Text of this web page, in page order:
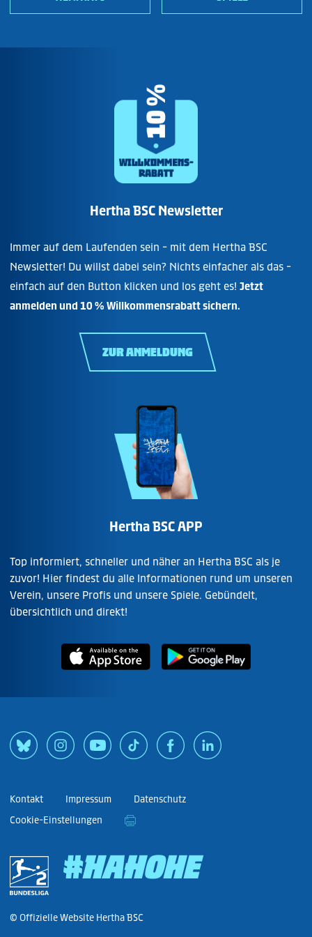
Hertha BSC Newsletter
Immer auf dem Laufenden sein - mit dem Hertha BSC
Newsletter! Du willst dabei sein? Nichts einfacher als das -
einfach auf den Button klicken und los geht es! Jetzt
anmelden und 10 % Willkommensrabatt sichern.
ZUR ANMELDUNG
Hertha BSC APP
Top informiert, schneller und näher an Hertha BSC als je
zuvor! Hier findest du alle Informationen rund um unseren
Verein, unsere Profis und unsere Spiele. Gebündelt,
übersichtlich und direkt!
Kontakt Impressum
Datenschutz
Cookie-Einstellungen
#HAHOHE
© Offizielle Website Hertha BSC